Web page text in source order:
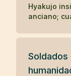
Hyakujo
anciano;
Soldados